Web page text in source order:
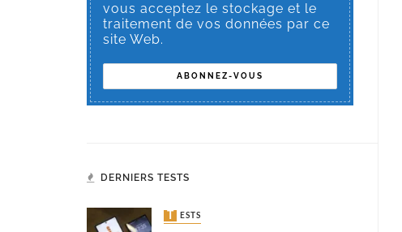
vous acceptez le stockage et le
traitement de vos données par ce
site Web.
DERNIERS TESTS
TESTS